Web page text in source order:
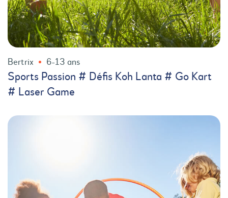
Bertrix 6-13 ans
Sports Passion # Défis Koh Lanta # Go Kart
# Laser Game